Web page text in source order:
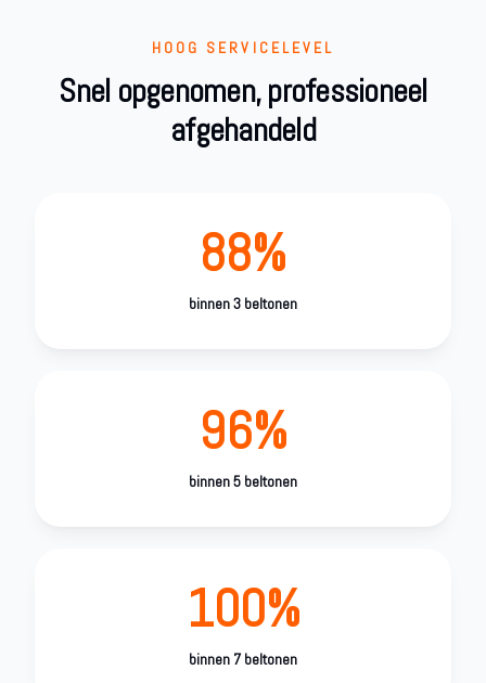
HOOG SERVICELEVEL
Snel opgenomen, professioneel
afgehandeld
88%
binnen 3 beltonen
96%
binnen 5 beltonen
100%
binnen 7 beltonen